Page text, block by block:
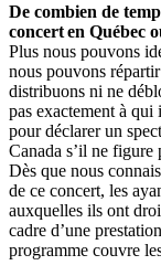
De combien de
concert en Québec
Plus nous pouvons
nous pouvons
distribuons ni ne
pas exactement à
pour déclarer un
Canada s’il ne figure
Dès que nous
de ce concert, les
auxquelles ils ont
cadre d’une
programme couvre